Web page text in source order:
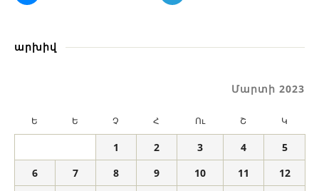
արխիվ
Մարտի 2023
Ե Ե Չ Հ Ու Շ Կ
1 2 3 4
5
6
7 8 9 10 11
12